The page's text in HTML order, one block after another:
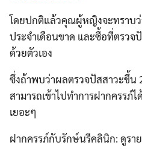
โดยปกติแล้วคุณผู้หญิงจะทราบว่
ประจำเดือนขาด และซื้อที่ตรวจ
ด้วยตัวเอง
ซึ่งถ้าพบว่าผลตรวจปัสสาวะขึ้น
สามารถเข้าไปทำการฝากครรภ์
เยอะๆ
ฝากครรภ์กับรักษ์นรีคลินิก: ดูรา